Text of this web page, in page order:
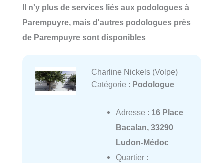
Il n'y plus de services liés aux podologues à
Parempuyre, mais d'autres podologues près
de Parempuyre sont disponibles
Charline Nickels (Volpe)
Catégorie : Podologue
Adresse : 16 Place
Bacalan, 33290
Ludon-Médoc
Quartier :